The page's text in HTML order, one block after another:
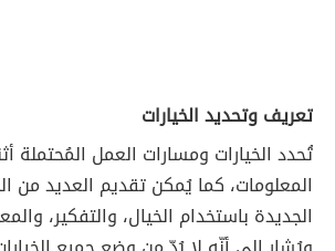
تعريف وتحديد الخيارات
تُحدد الخيارات ومسارات العمل المُحتملة
المعلومات، كما يُمكن تقديم العديد من
الجديدة باستخدام الخيال، والتفكير،